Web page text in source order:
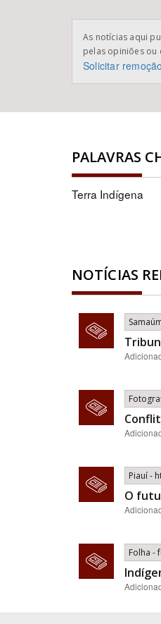
As notícias aqui
pelas opiniões ou
Solicitar
PALAVRAS
Terra Indígena
NOTÍCIAS
Piauí -
O
Folha -